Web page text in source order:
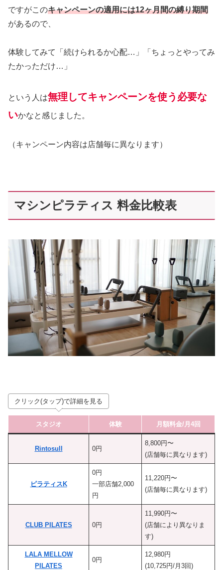
ですがこのキャンペーンの適用には12ヶ月間の縛り期間
があるので、
体験してみて「続けられるか心配…」「ちょっとやってみ
たかっただけ…」
という人は無理してキャンペーンを使う必要な
いかなと感じました。
（キャンペーン内容は店舗毎に異なります）
マシンピラティス 料金比較表
クリック(タップ)で詳細を見る
スタジオ 体験 月額料金/月4回
Rintosull 0円
8,800円〜
(店舗毎に異なります)
ピラティスK
0円
一部店舗2,000
円
11,220円〜
(店舗毎に異なります)
CLUB PILATES 0円
11,990円〜
(店舗により異なりま
す)
LALA MELLOW
PILATES
0円
12,980円
(10,725円/月3回)